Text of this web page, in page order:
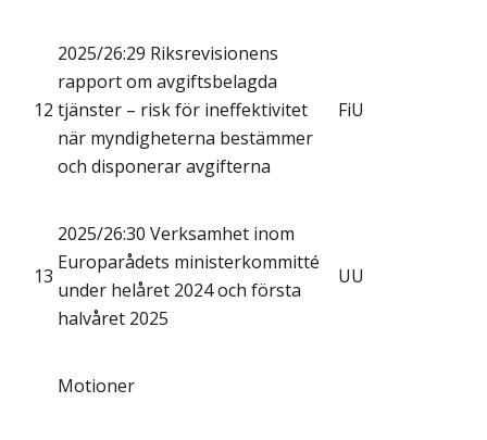
12
2025/26:29 Riksrevisionens
rapport om avgiftsbelagda
tjänster – risk för ineffektivitet
när myndigheterna bestämmer
och disponerar avgifterna
FiU
13
2025/26:30 Verksamhet inom
Europarådets ministerkommitté
under helåret 2024 och första
halvåret 2025
UU
Motioner